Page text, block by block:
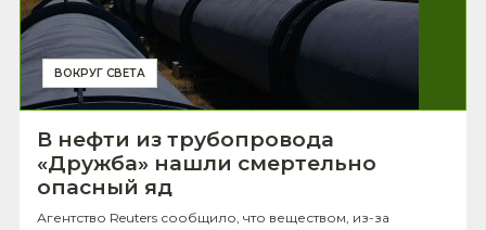
ВОКРУГ СВЕТА
В нефти из трубопровода
«Дружба» нашли смертельно
опасный яд
Агентство Reuters сообщило, что веществом, из-за